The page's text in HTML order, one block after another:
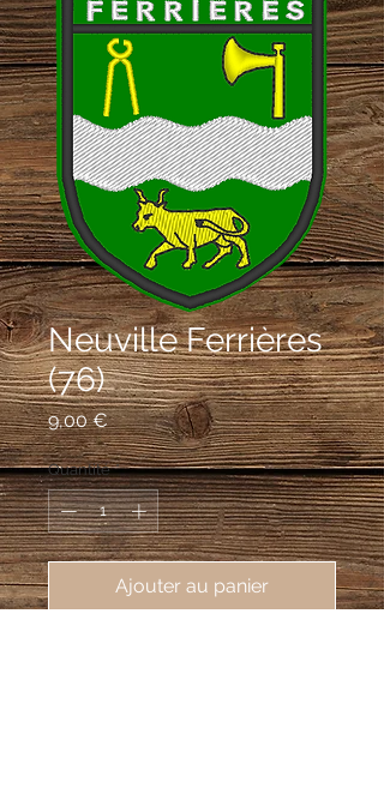
Neuville Ferrières
(76)
9,00 €Prix
Quantité *
Ajouter au panier